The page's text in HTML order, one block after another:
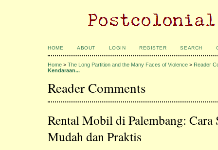
HOME ABOUT LOGIN REGISTER SEARCH
Home > The Long Partition and the Many Faces of Violence > Reader
Kendaraan...
Reader Comments
Rental Mobil di Palembang: Cara
Mudah dan Praktis